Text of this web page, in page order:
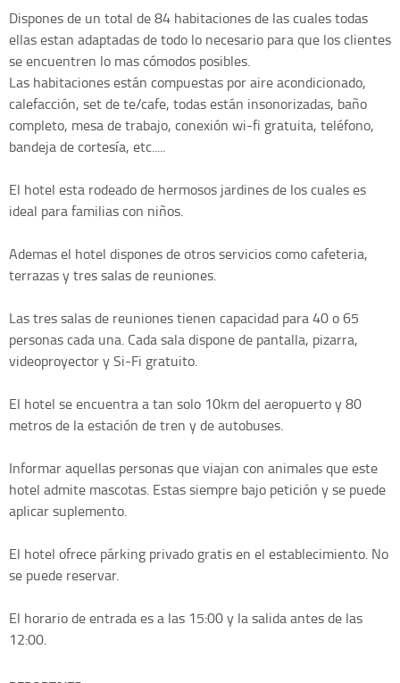
Dispones de un total de 84 habitaciones de las cuales todas
ellas estan adaptadas de todo lo necesario para que los clientes
se encuentren lo mas cómodos posibles.
Las habitaciones están compuestas por aire acondicionado,
calefacción, set de te/cafe, todas están insonorizadas, baño
completo, mesa de trabajo, conexión wi-fi gratuita, teléfono,
bandeja de cortesía, etc.....
El hotel esta rodeado de hermosos jardines de los cuales es
ideal para familias con niños.
Ademas el hotel dispones de otros servicios como cafeteria,
terrazas y tres salas de reuniones.
Las tres salas de reuniones tienen capacidad para 40 o 65
personas cada una. Cada sala dispone de pantalla, pizarra,
videoproyector y Si-Fi gratuito.
El hotel se encuentra a tan solo 10km del aeropuerto y 80
metros de la estación de tren y de autobuses.
Informar aquellas personas que viajan con animales que este
hotel admite mascotas. Estas siempre bajo petición y se puede
aplicar suplemento.
El hotel ofrece párking privado gratis en el establecimiento. No
se puede reservar.
El horario de entrada es a las 15:00 y la salida antes de las
12:00.